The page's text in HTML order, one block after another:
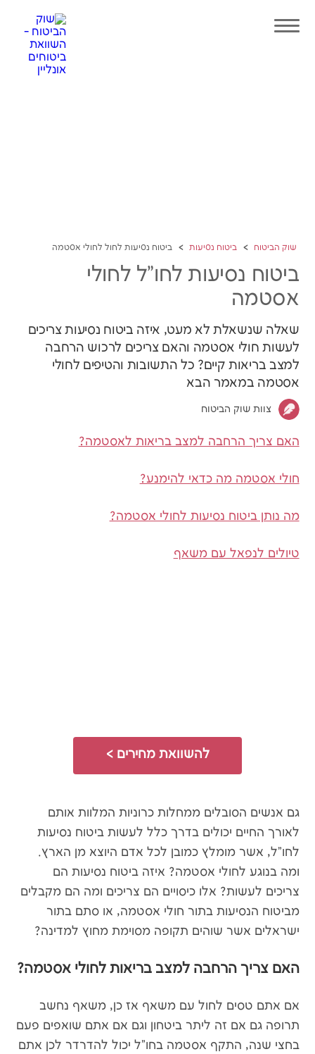
שוק הביטוח ביטוח נסיעות ביטוח נסיעות לחול לחולי אסטמה
ביטוח נסיעות לחו"ל לחולי
אסטמה
שאלה שנשאלת לא מעט, איזה ביטוח נסיעות צריכים
לעשות חולי אסטמה והאם צריכים לרכוש הרחבה
למצב בריאות קיים? כל התשובות והטיפים לחולי
אסטמה במאמר הבא
צוות שוק הביטוח
האם צריך הרחבה למצב בריאות לאסטמה?
חולי אסטמה מה כדאי להימנע?
מה נותן ביטוח נסיעות לחולי אסטמה?
טיולים לנפאל עם משאף
להשוואת מחירים >
גם אנשים הסובלים ממחלות כרוניות המלוות אותם
לאורך החיים יכולים בדרך כלל לעשות ביטוח נסיעות
לחו"ל, אשר מומלץ כמובן לכל אדם היוצא מן הארץ.
ומה בנוגע לחולי אסטמה? איזה ביטוח נסיעות הם
צריכים לעשות? אלו כיסויים הם צריכים ומה הם מקבלים
מביטוח הנסיעות בתור חולי אסטמה, או סתם בתור
ישראלים אשר שוהים תקופה מסוימת מחוץ למדינה?
האם צריך הרחבה למצב בריאות לחולי אסטמה?
אם אתם טסים לחול עם משאף אז כן, משאף נחשב
תרופה גם אם זה ליתר ביטחון וגם אם אתם שואפים פעם
בחצי שנה, התקף אסטמה בחו"ל יכול להדרדר לכן אתם